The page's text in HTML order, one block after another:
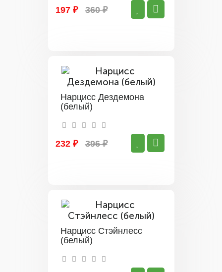
197 ₽ 360 ₽
Нарцисс Дездемона
(белый)
232 ₽ 396 ₽
Нарцисс Стэйнлесс
(белый)